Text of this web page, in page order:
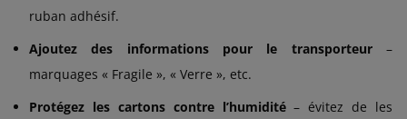
ruban adhésif.
Ajoutez des informations pour le transporteur–
marquages « Fragile », « Verre », etc.
Protégez les cartons contre l’humidité– évitez de les